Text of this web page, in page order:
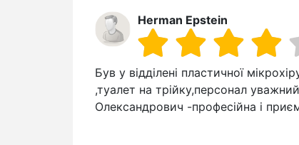
Herman Epstein
Був у відділені пластичної
,туалет на трійку,персонал
Олександрович -професійна і